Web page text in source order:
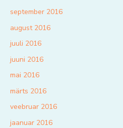
september 2016
august 2016
juuli 2016
juuni 2016
mai 2016
märts 2016
veebruar 2016
jaanuar 2016